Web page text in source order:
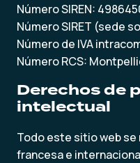
Número SIREN:
Número SIRET (sede
Número de IVA
Número RCS:
Derechos de
intelectual
Todo este sitio web
francesa e